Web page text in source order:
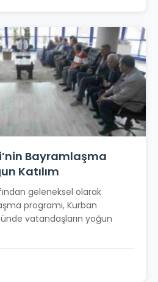
Bayramlaşma
Katılım
geleneksel olarak
programı, Kurban
vatandaşların yoğun